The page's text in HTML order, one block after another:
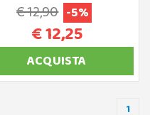
€ 12,90 -5%
€ 12,25
ACQUISTA
1